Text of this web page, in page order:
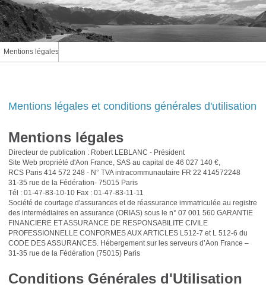
Mentions légales
Mentions légales et conditions générales d'utilisation
Mentions légales
Directeur de publication : Robert LEBLANC - Président
Site Web propriété d'Aon France, SAS au capital de 46 027 140 €,
RCS Paris 414 572 248 - N° TVA intracommunautaire FR 22 414572248
31-35 rue de la Fédération- 75015 Paris
Tél : 01-47-83-10-10 Fax : 01-47-83-11-11
Société de courtage d'assurances et de réassurance immatriculée au registre
des intermédiaires en assurance (ORIAS) sous le n° 07 001 560 GARANTIE
FINANCIERE ET ASSURANCE DE RESPONSABILITE CIVILE
PROFESSIONNELLE CONFORMES AUX ARTICLES L512-7 et L 512-6 du
CODE DES ASSURANCES. Hébergement sur les serveurs d’Aon France –
31-35 rue de la Fédération (75015) Paris
Conditions Générales d'Utilisation